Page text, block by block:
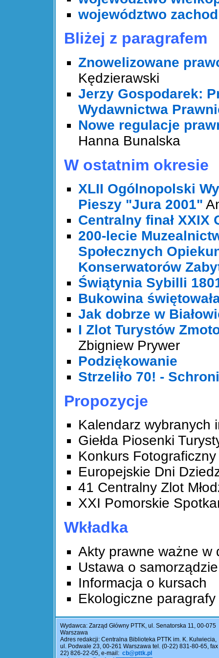
województwo
Bliżej z paragrafem
Znowelizowane
Kędzierawski
Jerzy Gospodarek:
Wydawnictwa
Nowe regulacje
Hanna Bunalska
W ostatnim okresie
XLII Ogólnopolski
Pieszy "Jura 2001"
Centralny finał XXIX
200-lecie
Społecznych
Konserwatorów
Świątynia Sybilli
Bukowina
Jak dobrze w
I Zlot Turystów
Zbigniew Prywer
Podziękowanie
Strzeliło 70! -
Propozycje
Kalendarz wybranych
Giełda Piosenki
Konkurs
Europejskie Dni
41 Centralny Zlot
XXI Pomorskie
Wkładka
Akty prawne ważne w
Ustawa o samorządzie
Informacja o kursach
Ekologiczne
Wydawca: Zarząd Główny PTTK, ul. Senatorska 11, 00-075
Warszawa
Adres redakcji: Centralna Biblioteka PTTK im. K. Kulwiecia,
ul. Podwale 23, 00-261 Warszawa tel. (0-22) 831-80-65, fax
22) 826-22-05, e-mail: cb@pttk.pl